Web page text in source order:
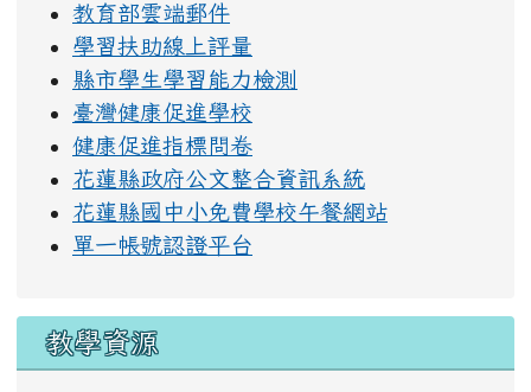
教育部雲端郵件
學習扶助線上評量
縣市學生學習能力檢測
臺灣健康促進學校
健康促進指標問卷
花蓮縣政府公文整合資訊系統
花蓮縣國中小免費學校午餐網站
單一帳號認證平台
教學資源